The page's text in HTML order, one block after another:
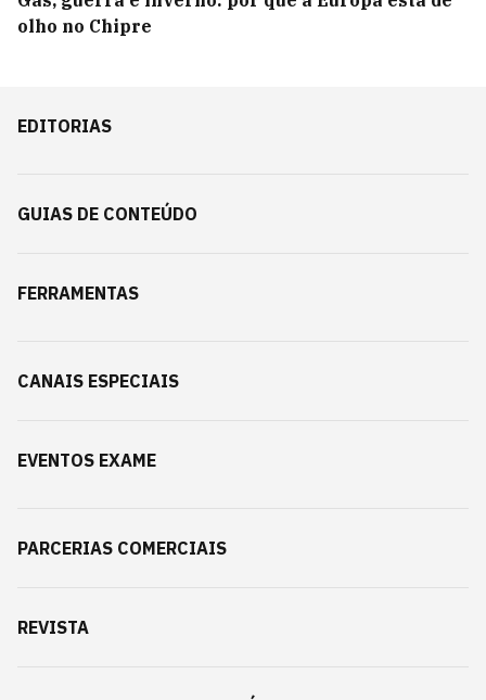
olho no Chipre
EDITORIAS
GUIAS DE CONTEÚDO
FERRAMENTAS
CANAIS ESPECIAIS
EVENTOS EXAME
PARCERIAS COMERCIAIS
REVISTA